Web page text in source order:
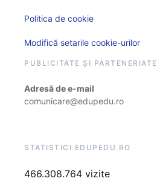
Politica de cookie
Modifică setarile cookie-urilor
PUBLICITATE ȘI PARTENERIATE
Adresă de e-mail
comunicare@edupedu.ro
STATISTICI EDUPEDU.RO
466.308.764 vizite